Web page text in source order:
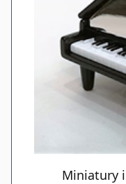
Miniatury